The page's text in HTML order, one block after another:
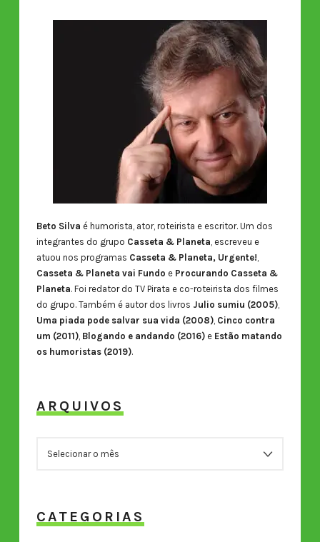
Beto Silva é humorista, ator, roteirista e escritor. Um dos
integrantes do grupo Casseta & Planeta, escreveu e
atuou nos programas Casseta & Planeta, Urgente!,
Casseta & Planeta vai Fundo e Procurando Casseta &
Planeta. Foi redator do TV Pirata e co-roteirista dos filmes
do grupo. Também é autor dos livros Julio sumiu (2005),
Uma piada pode salvar sua vida (2008), Cinco contra
um (2011), Blogando e andando (2016)e Estão matando
os humoristas (2019).
ARQUIVOS
CATEGORIAS